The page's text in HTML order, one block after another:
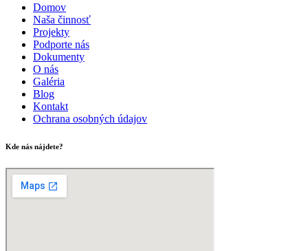
Domov
Naša činnosť
Projekty
Podporte nás
Dokumenty
O nás
Galéria
Blog
Kontakt
Ochrana osobných údajov
Kde nás nájdete?